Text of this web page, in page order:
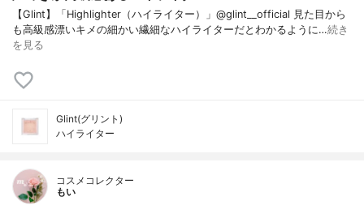
【Glint】「Highlighter（ハイライター）」@glint__official 見た目から
も高級感漂いキメの細かい繊細なハイライターだとわかるように…続き
を見る
Glint(グリント)
ハイライター
コスメコレクター
もい